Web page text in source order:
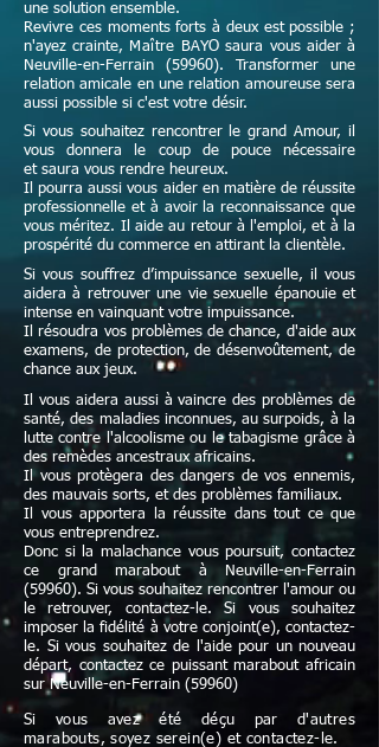
une solution ensemble.
Revivre ces moments forts à deux est possible ;
n'ayez crainte,
Maître BAYO saura vous aider à
Neuville-en-Ferrain (59960). Transformer une
relation amicale en une relation amoureuse sera
aussi possible si c'est votre désir.
Si vous souhaitez rencontrer le grand Amour, il
vous donnera le coup de pouce nécessaire
et saura vous rendre heureux.
Il pourra aussi vous aider en matière de réussite
professionnelle et à avoir la reconnaissance que
vous méritez. Il aide au retour à l'emploi, et à la
prospérité du commerce en attirant la clientèle.
Si vous souffrez d’impuissance sexuelle, il vous
aidera à retrouver une vie sexuelle épanouie et
intense en vainquant votre impuissance.
Il résoudra vos problèmes de chance, d'aide aux
examens, de protection, de désenvoûtement, de
chance aux jeux.
Il vous aidera aussi à vaincre des problèmes de
santé, des maladies inconnues, au surpoids, à la
lutte contre l'alcoolisme ou le tabagisme grâce à
des remèdes ancestraux africains.
Il vous protègera des dangers de vos ennemis,
des mauvais sorts, et des problèmes familiaux.
Il vous apportera la réussite dans tout ce que
vous entreprendrez.
Donc si la malachance vous poursuit, contactez
ce grand marabout à Neuville-en-Ferrain
(59960). Si vous souhaitez rencontrer l'amour ou
le retrouver, contactez-le. Si vous souhaitez
imposer la fidélité à votre conjoint(e), contactez-
le. Si vous souhaitez de l'aide pour un nouveau
départ, contactez ce puissant marabout africain
sur Neuville-en-Ferrain (59960)
Si vous avez été déçu par d'autres
marabouts, soyez serein(e) et contactez-le.